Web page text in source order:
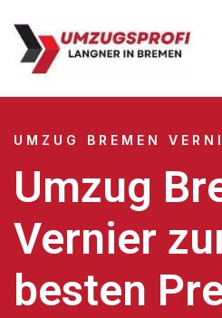
UMZUG BREMEN
Umzug
Vernier
besten